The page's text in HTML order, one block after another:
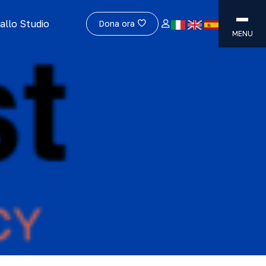
Studio Dona ora
MENU